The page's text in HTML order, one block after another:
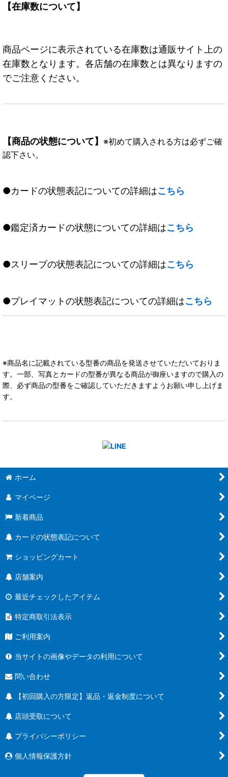
【在庫数について】
商品ページに表示されている在庫数は通販サイト上の
在庫数となります。各店舗の在庫数とは異なりますの
でご注意ください。
【商品の状態について】 ※初めて購入される方は必ずご確
認下さい。
●カードの状態表記についての詳細はこちら
●鑑定済カードの状態についての詳細はこちら
●スリーブの状態表記についての詳細はこちら
●プレイマットの状態表記についての詳細はこちら
※商品名に記載されている型番の商品を発送させていただいておりま
す。一部、写真とカードの型番が異なる商品が御座いますので購入の
際、必ず商品の型番をご確認していただきますようお願い申し上げま
す。
ホーム
マイページ
新着商品
カードの状態表記について
ショッピングカート
店舗案内
最近チェックしたアイテム
特定商取引法表示
ご利用案内
当サイトの画像やデータの利用について
問い合わせ
【初回購入の方限定】返品・返金制度について
店頭受取について
プライバシーポリシー
個人情報保護方針